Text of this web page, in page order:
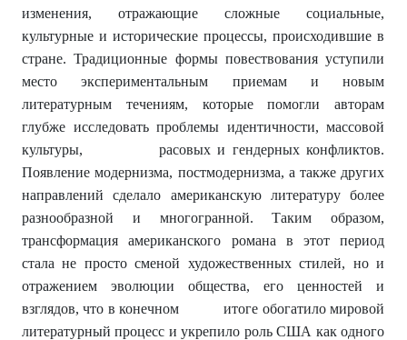
изменения, отражающие сложные социальные,
культурные и исторические процессы, происходившие в
стране. Традиционные формы повествования уступили
место экспериментальным приемам и новым
литературным течениям, которые помогли авторам
глубже исследовать проблемы идентичности, массовой
культуры, расовых и гендерных конфликтов.
Появление модернизма, постмодернизма, а также других
направлений сделало американскую литературу более
разнообразной и многогранной. Таким образом,
трансформация американского романа в этот период
стала не просто сменой художественных стилей, но и
отражением эволюции общества, его ценностей и
взглядов, что в конечном итоге обогатило мировой
литературный процесс и укрепило роль США как одного